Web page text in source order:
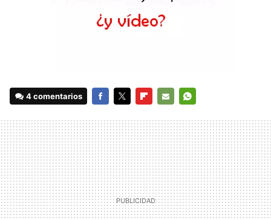
4 comentarios
MAIL